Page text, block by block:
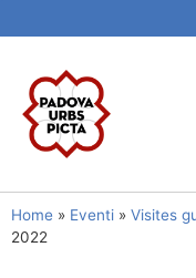
Home » Eventi » Visites
2022